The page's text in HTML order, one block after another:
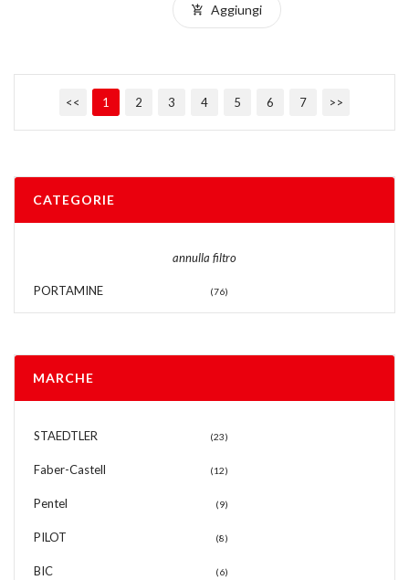
Aggiungi
<< 1 2 3 4 5 6 7 >>
CATEGORIE
annulla filtro
PORTAMINE (76)
MARCHE
STAEDTLER (23)
Faber-Castell (12)
Pentel (9)
PILOT (8)
BIC (6)